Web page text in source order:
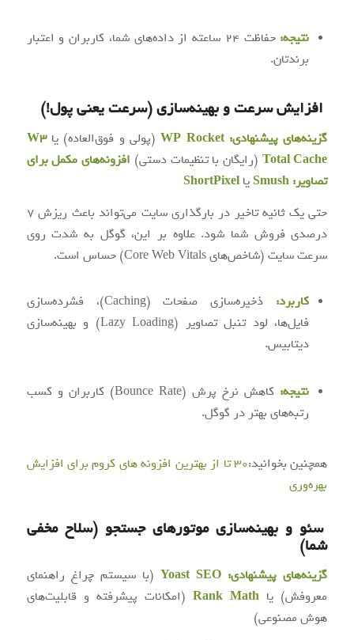
نتیجه:
حفاظت ۲۴ ساعته از داده‌های شما، کاربران و اعتبار
برندتان.
افزایش سرعت و بهینه‌سازی (سرعت یعنی پول!)
گزینه‌های پیشنهادی: WP Rocket(پولی و فوق‌العاده) یاW3
Total Cache (رایگان با تنظیمات دستی) افزونه‌های مکمل برای
تصاویر: Smushیا ShortPixel
حتی یک ثانیه تاخیر در بارگذاری سایت می‌تواند باعث ریزش ۷
درصدی فروش شما شود. علاوه بر این، گوگل به شدت روی
سرعت سایت (شاخص‌های Core Web Vitals) حساس است.
کاربرد:
ذخیره‌سازی صفحات (Caching)، فشرده‌سازی
فایل‌ها، لود تنبل تصاویر (Lazy Loading) و بهینه‌سازی
دیتابیس.
نتیجه:
کاهش نرخ پرش (Bounce Rate) کاربران و کسب
رتبه‌های بهتر در گوگل.
همچنین بخوانید:
۳۰ تا از بهترین افزونه های کروم برای افزایش
بهره‌وری
سئو و بهینه‌سازی موتورهای جستجو (سلاح مخفی
شما)
گزینه‌های پیشنهادی: Yoast SEO(با سیستم چراغ راهنمای
معروفش) یا Rank Math(امکانات پیشرفته و قابلیت‌های
هوش مصنوعی)